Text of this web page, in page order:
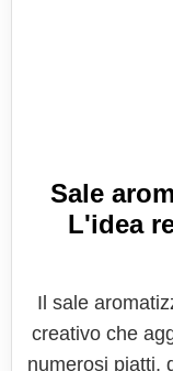
Sale
L'idea
Il sale
creativo che
numerosi piatti,